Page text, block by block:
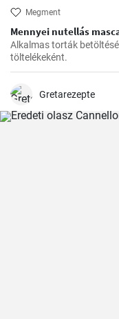
Megment
Mennyei nutellás
Alkalmas torták
töltelékeként.
Gretarezepte